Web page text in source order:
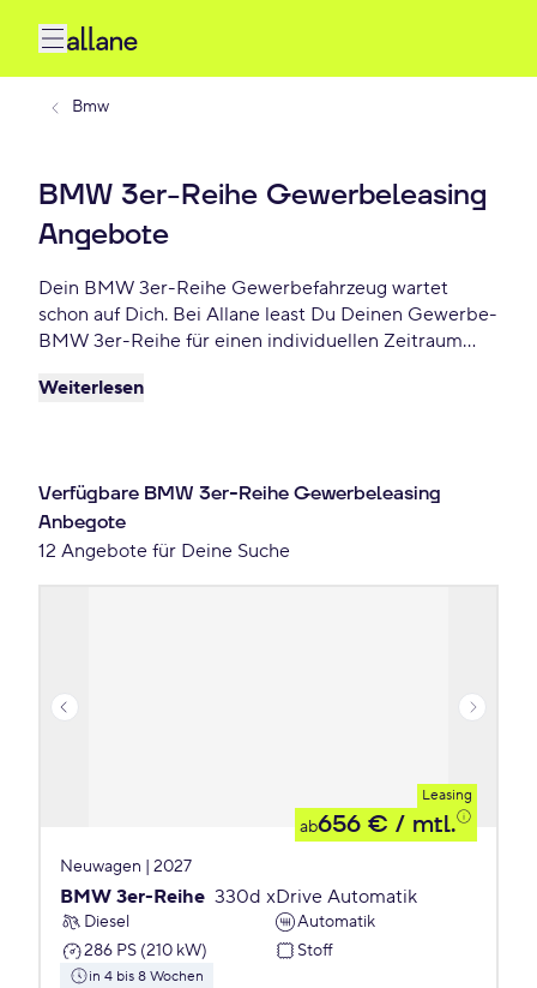
Bmw
BMW 3er-Reihe Gewerbeleasing
Angebote
Dein BMW 3er-Reihe Gewerbefahrzeug wartet
schon auf Dich. Bei Allane least Du Deinen Gewerbe-
BMW 3er-Reihe für einen individuellen Zeitraum
BMW 3er-Reihe kaufen möchtest oder zurückgeben
Weiterlesen
Verfügbare BMW 3er-Reihe Gewerbeleasing
Anbegote
12 Angebote für Deine Suche
Leasing
ab656 € / mtl.
Neuwagen | 2027
BMW 3er-Reihe 330d xDrive Automatik
Diesel
Automatik
286 PS (210 kW)
Stoff
in 4 bis 8 Wochen